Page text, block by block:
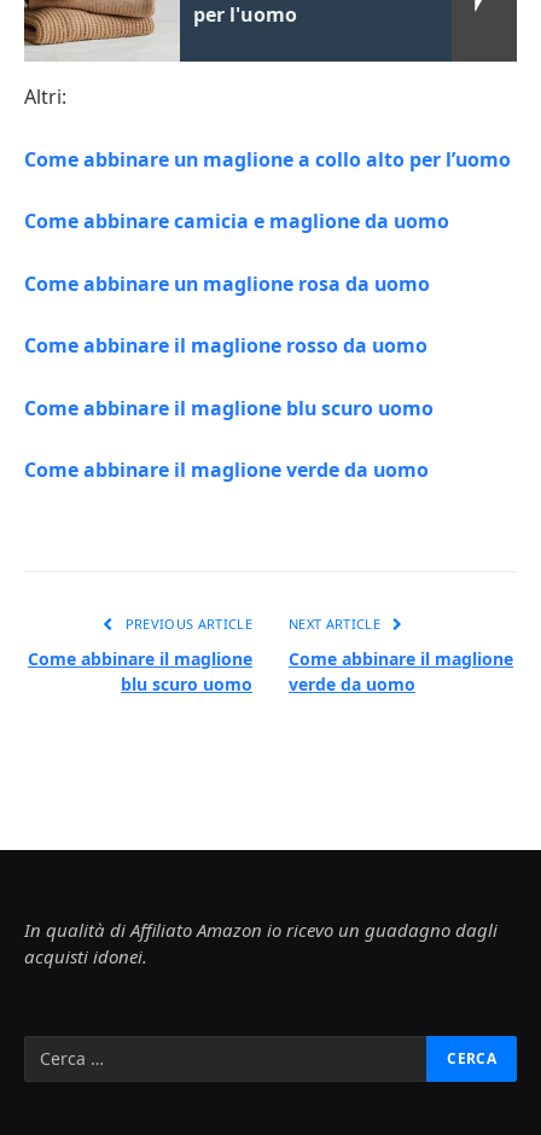
per l'uomo
Altri:
Come abbinare un maglione a collo alto per l’uomo
Come abbinare camicia e maglione da uomo
Come abbinare un maglione rosa da uomo
Come abbinare il maglione rosso da uomo
Come abbinare il maglione blu scuro uomo
Come abbinare il maglione verde da uomo
PREVIOUS ARTICLE
Come abbinare il maglione
blu scuro uomo
NEXT ARTICLE
Come abbinare il maglione
verde da uomo
In qualità di Affiliato Amazon io ricevo un guadagno dagli
acquisti idonei.